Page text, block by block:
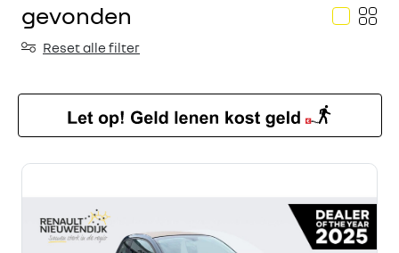
gevonden
Reset alle filter